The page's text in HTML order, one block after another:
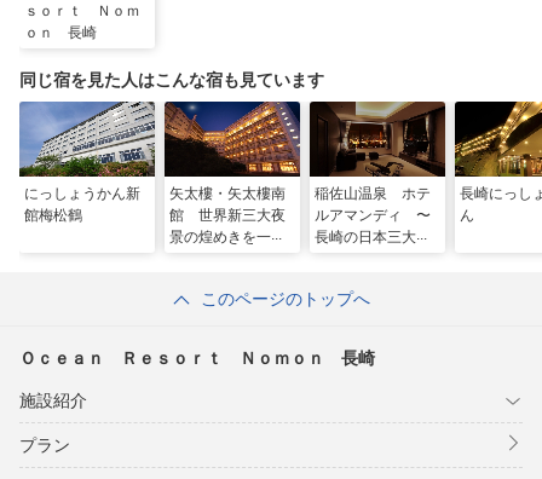
ｓｏｒｔ Ｎｏｍ
ｏｎ 長崎
同じ宿を見た人はこんな宿も見ています
にっしょうかん新
館梅松鶴
矢太樓・矢太樓南
館 世界新三大夜
景の煌めきを一望
稲佐山温泉 ホテ
ルアマンディ 〜
長崎の日本三大夜
長崎にっし
ん
このページのトップへ
Ｏｃｅａｎ Ｒｅｓｏｒｔ Ｎｏｍｏｎ 長崎
施設紹介
プラン